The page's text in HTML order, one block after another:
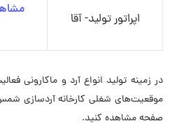
اپراتور تولید- آقا
در زمینه تولید انواع آرد و ماکارونی
موقعیت‌های شغلی کارخانه آردسازی شمس
صفحه مشاهده کنید.